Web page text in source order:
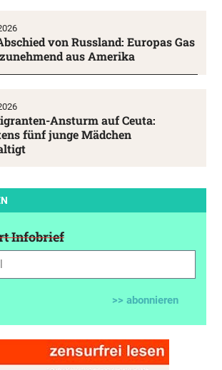
von Russland: Europas Gas
aus Amerika
Ansturm auf Ceuta:
fünf junge Mädchen
Infobrief
>> abonnieren